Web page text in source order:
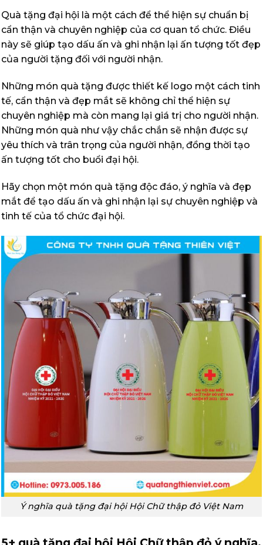
Quà tặng đại hội là một cách để thể hiện sự chuẩn bị
cẩn thận và chuyên nghiệp của cơ quan tổ chức. Điều
này sẽ giúp tạo dấu ấn và ghi nhận lại ấn tượng tốt đẹp
của người tặng đối với người nhận.
Những món quà tặng được thiết kế logo một cách tinh
tế, cẩn thận và đẹp mắt sẽ không chỉ thể hiện sự
chuyên nghiệp mà còn mang lại giá trị cho người nhận.
Những món quà như vậy chắc chắn sẽ nhận được sự
yêu thích và trân trọng của người nhận, đồng thời tạo
ấn tượng tốt cho buổi đại hội.
Hãy chọn một món quà tặng độc đáo, ý nghĩa và đẹp
mắt để tạo dấu ấn và ghi nhận lại sự chuyên nghiệp và
tinh tế của tổ chức đại hội.
Ý nghĩa quà tặng đại hội Hội Chữ thập đỏ Việt Nam